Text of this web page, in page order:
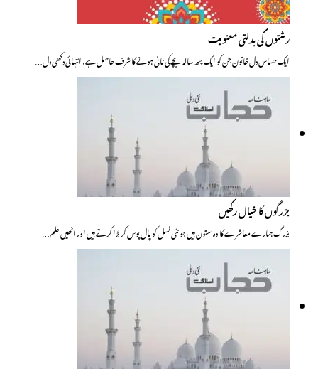
رشتوں کی بدلتی معنویت
ایک حساس دل خاتون جن کو ایک چھ سالہ بچے کی نانی ہونے کا شرف حاصل ہے، انتہائی دکھی دل…
بزرگوں کا خیال رکھیں
بزرگ ہمارے معاشرے کا وہ ستون ہیں جو نئی نسل کو پال پوس کر بڑا کرتے ہیں اور انھیں علم…